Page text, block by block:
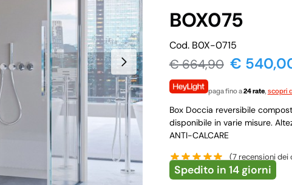
BOX075
Cod. B0X-0715
€664,90 €
paga fino a24 rate, scopri
Box Doccia reversibile
disponibile in varie misure.
ANTI-CALCARE
(7 recensioni dei
Spedito in 14 giorni